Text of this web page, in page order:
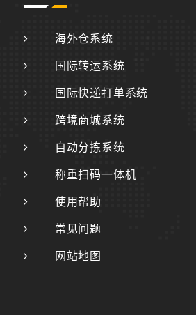
海外仓系统
国际转运系统
国际快递打单系统
跨境商城系统
自动分拣系统
称重扫码一体机
使用帮助
常见问题
网站地图